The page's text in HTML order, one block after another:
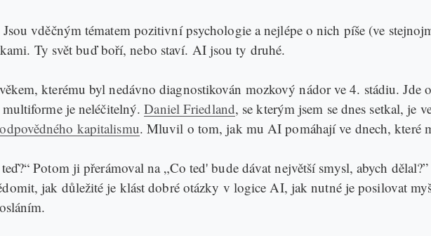
vděčným tématem pozitivní psychologie a nejlépe o nich píše (ve
Ty svět buď boří, nebo staví. AI jsou ty druhé.
kterému byl nedávno diagnostikován mozkový nádor ve 4. stádiu. Jde
multiforme je neléčitelný.Daniel Friedland, se kterým jsem se dnes setkal, je
kapitalismu. Mluvil o tom, jak mu AI pomáhají ve dnech, které
Potom ji přerámoval na „Co ted' bude dávat největší smysl, abych
jak důležité je klást dobré otázky v logice AI, jak nutné je posilovat